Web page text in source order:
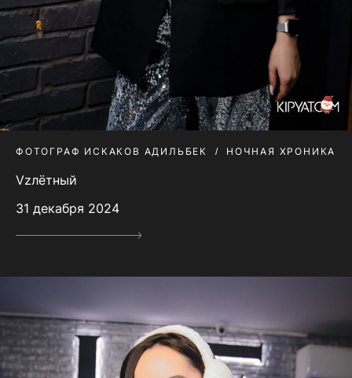
ФОТОГРАФ ИСКАКОВ АДИЛЬБЕК НОЧНАЯ ХРОНИКА
Vzлётный
31 декабря 2024